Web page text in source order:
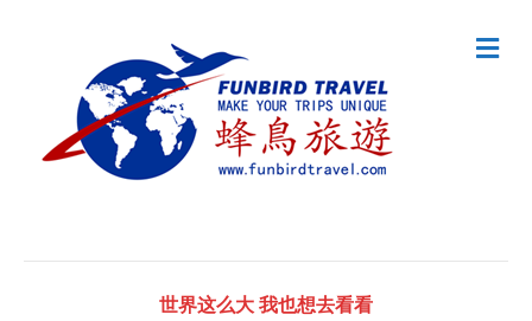
世界这么大 我也想去看看